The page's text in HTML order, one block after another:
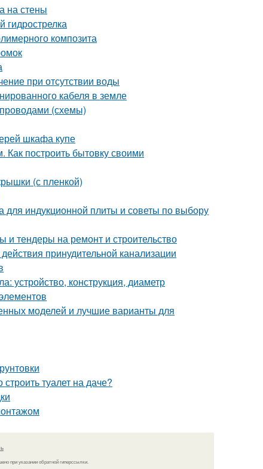
на стены
гидрострелка
композита
при отсутствии воды
кабеля в земле
(схемы)
шкафа купе
Как построить бытовку своими
(с пленкой)
для индукционной плиты и советы по выбору
и тендеры на ремонт и строительство
принудительной канализации
устройство, конструкция, диаметр
моделей и лучшие варианты для
туалет на даче?
при указании обратной гиперссылки.